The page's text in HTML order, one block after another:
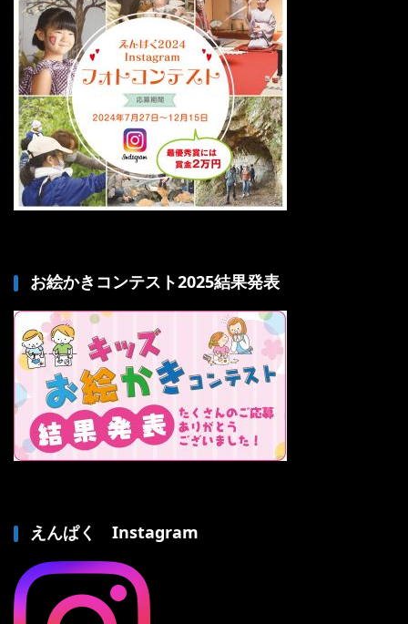
お絵かきコンテスト2025結果発表
えんぱく Instagram